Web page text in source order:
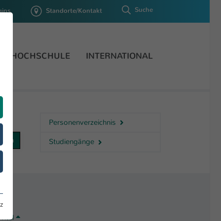
Standorte/Kontakt Suche
HOCHSCHULE INTERNATIONAL
Personenverzeichnis
Studiengänge
Titel